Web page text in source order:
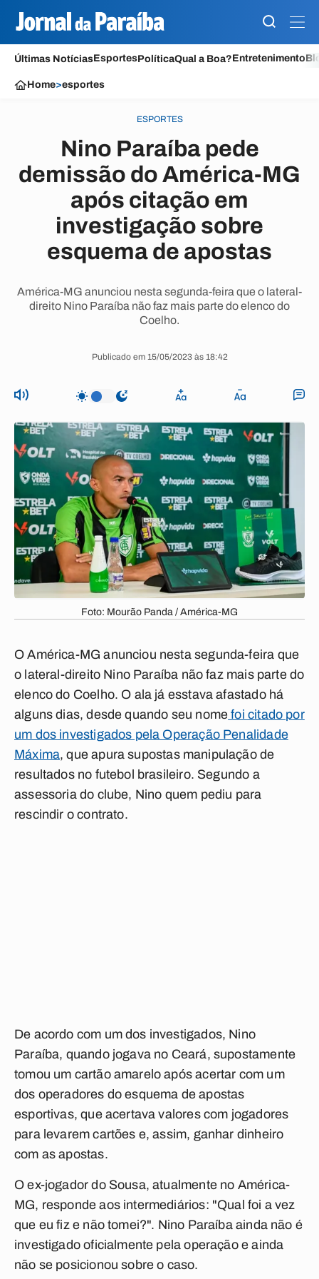
Últimas NotíciasEsportesPolíticaQual a Boa?Entretenimento
Home>esportes
ESPORTES
Nino Paraíba pede
demissão do América-MG
após citação em
investigação sobre
esquema de apostas
América-MG anunciou nesta segunda-feira que o lateral-
direito Nino Paraíba não faz mais parte do elenco do
Coelho.
Publicado em 15/05/2023 às 18:42
Foto: Mourão Panda / América-MG
O América-MG anunciou nesta segunda-feira que
o lateral-direito Nino Paraíba não faz mais parte do
elenco do Coelho. O ala já esstava afastado há
alguns dias, desde quando seu nome foi citado por
um dos investigados pela Operação Penalidade
Máxima, que apura supostas manipulação de
resultados no futebol brasileiro. Segundo a
assessoria do clube, Nino quem pediu para
rescindir o contrato.
De acordo com um dos investigados, Nino
Paraíba, quando jogava no Ceará, supostamente
tomou um cartão amarelo após acertar com um
dos operadores do esquema de apostas
esportivas, que acertava valores com jogadores
para levarem cartões e, assim, ganhar dinheiro
com as apostas.
O ex-jogador do Sousa, atualmente no América-
MG, responde aos intermediários: "Qual foi a vez
que eu fiz e não tomei?". Nino Paraíba ainda não é
investigado oficialmente pela operação e ainda
não se posicionou sobre o caso.